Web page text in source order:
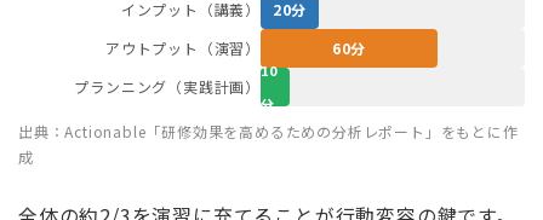
インプット（講義）
20分
アウトプット（演習）
60分
プランニング（実践計画）
10
分
出典：Actionable「研修効果を高めるための分析レポート」をもとに作
成